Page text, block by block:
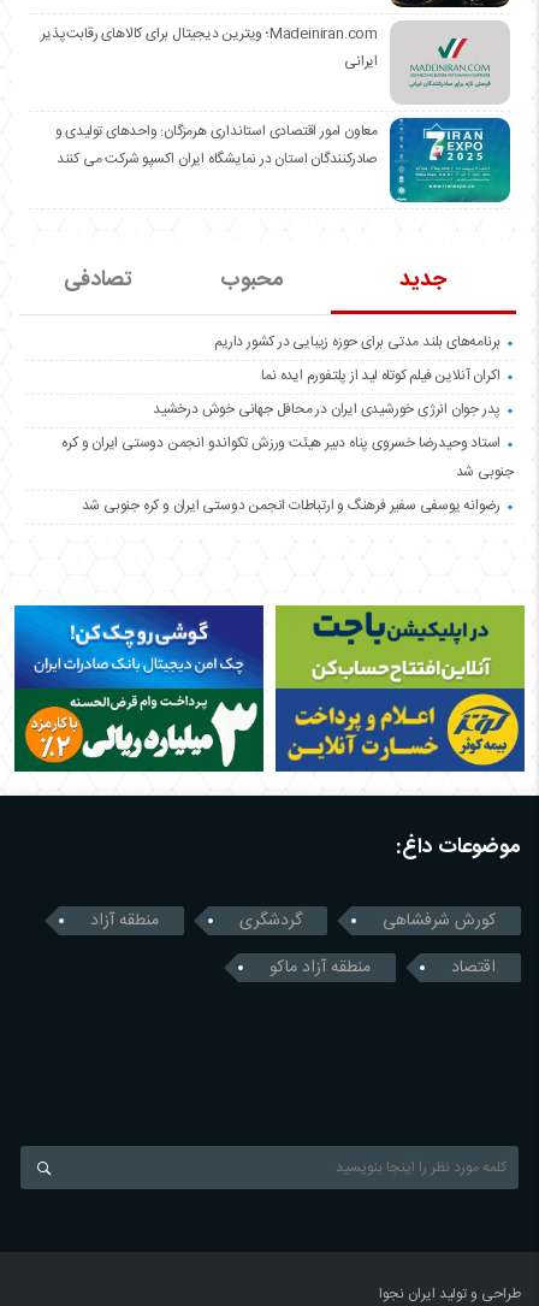
Madeiniran.com؛ ویترین دیجیتال برای کالاهای رقابت‌پذیر
ایرانی
معاون امور اقتصادی استانداری هرمزگان: واحدهای تولیدی و
صادرکنندگان استان در نمایشگاه ایران اکسپو شرکت می کنند
جدید محبوب تصادفی
برنامه‌های بلند مدتی برای حوزه زیبایی در کشور داریم
اکران آنلاین فیلم کوتاه لید از پلتفورم ایده نما
پدر جوان انرژی خورشیدی ایران در محافل جهانی خوش درخشید
استاد وحیدرضا خسروی پناه دبیر هیئت ورزش تکواندو انجمن دوستی ایران و کره
جنوبی شد
رضوانه یوسفی سفیر فرهنگ و ارتباطات انجمن دوستی ایران و کره جنوبی شد
موضوعات داغ:
کورش شرفشاهی گردشگری
منطقه آزاد
اقتصاد
منطقه آزاد ماکو
طراحی و تولید ایران نجوا